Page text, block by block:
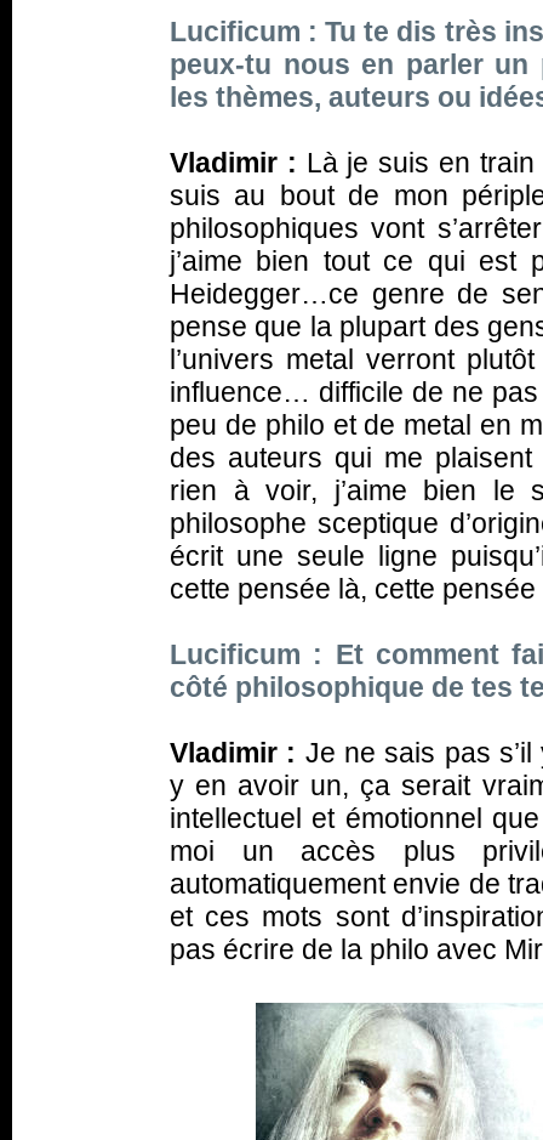
Lucificum : Tu te dis très
peux-tu nous en parler
les thèmes, auteurs ou
Vladimir : Là je suis en
suis au bout de mon
philosophiques vont
j’aime bien tout ce qui est
Heidegger…ce genre de
pense que la plupart des
l’univers metal verront
influence… difficile de ne pas
peu de philo et de metal en
des auteurs qui me
rien à voir, j’aime bien le
philosophe sceptique
écrit une seule ligne
cette pensée là, cette
Lucificum : Et comment
côté philosophique de tes
Vladimir : Je ne sais pas
y en avoir un, ça serait
intellectuel et émotionnel
moi un accès plus
automatiquement envie de
et ces mots sont
pas écrire de la philo avec